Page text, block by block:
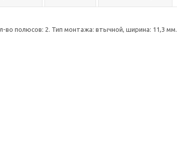
во полюсов: 2. Тип монтажа: втычной, ширина: 11,3 мм.